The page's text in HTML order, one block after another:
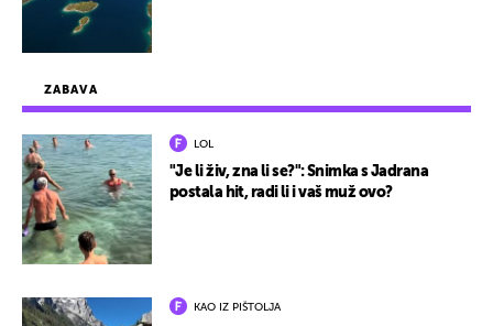
ZABAVA
LOL
"Je li živ, zna li se?": Snimka s Jadrana
postala hit, radi li i vaš muž ovo?
KAO IZ PIŠTOLJA